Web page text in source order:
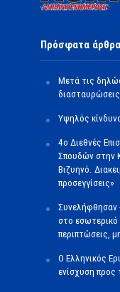
Πρόσφατα άρθρα
Μετά τις
Υψηλός
4ο Διεθνές
Σπουδών στην
Βιζυηνό.
προσεγγίσεις»
Συνελήφθησαν
στο
περιπτώσεις,
O Ελληνικός
ενίσχυση